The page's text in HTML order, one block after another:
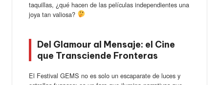
taquillas, ¿qué hacen de las películas independientes una
joya tan valiosa?
Del Glamour al Mensaje: el Cine
que Transciende Fronteras
El Festival GEMS no es solo un escaparate de luces y